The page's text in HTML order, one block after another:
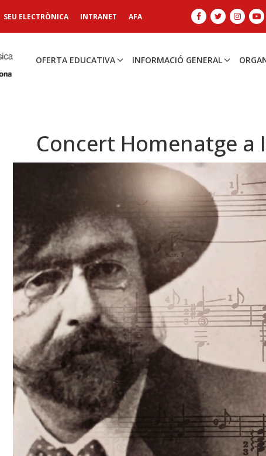
SEU ELECTRÒNICA INTRANET AFA
OFERTA EDUCATIVA INFORMACIÓ GENERAL
Concert Homenatge a